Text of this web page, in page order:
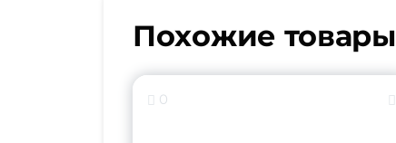
Похожие товары
0